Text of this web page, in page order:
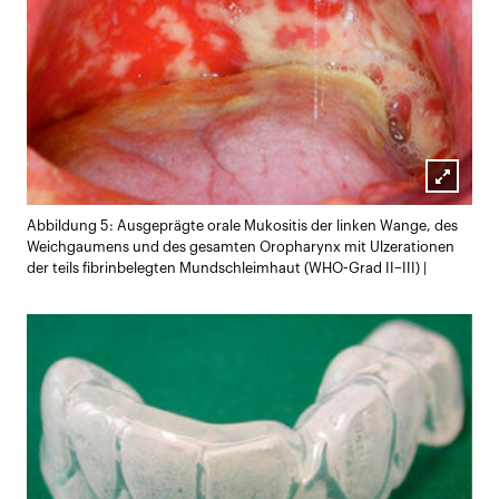
öffnen
Abbildung 5: Ausgeprägte orale Mukositis der linken Wange, des
Weichgaumens und des gesamten Oropharynx mit Ulzerationen
der teils fibrinbelegten Mundschleimhaut (WHO-Grad II–III) |